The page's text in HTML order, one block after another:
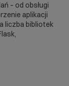
– od obsługi
aplikacji
liczba bibliotek